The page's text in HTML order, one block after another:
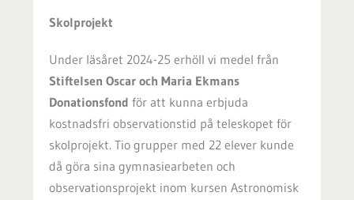
Skolprojekt
Under läsåret 2024-25 erhöll vi medel från
Stiftelsen Oscar och Maria Ekmans
Donationsfond för att kunna erbjuda
kostnadsfri observationstid på teleskopet för
skolprojekt. Tio grupper med 22 elever kunde
då göra sina gymnasiearbeten och
observationsprojekt inom kursen Astronomisk